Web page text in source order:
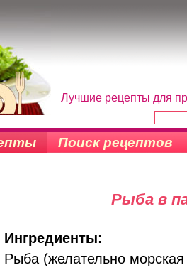
Лучшие рецепты для
Поиск рецептов
Рыба в
Ингредиенты:
Рыба (желательно